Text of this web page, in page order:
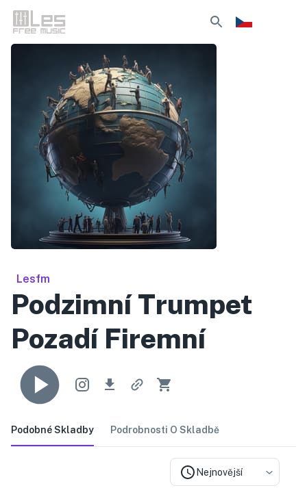
Lesfm
Podzimní Trumpet
Pozadí Firemní
Podobné Skladby Podrobnosti O Skladbě
Nejnovější